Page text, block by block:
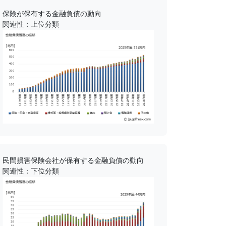
保険が保有する金融負債の動向
関連性：上位分類
民間損害保険会社が保有する金融負債の動向
関連性：下位分類